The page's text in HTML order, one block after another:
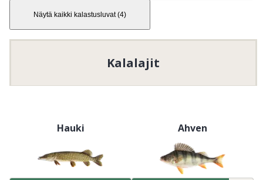
Näytä kaikki kalastusluvat(4)
Kalalajit
Hauki Ahven